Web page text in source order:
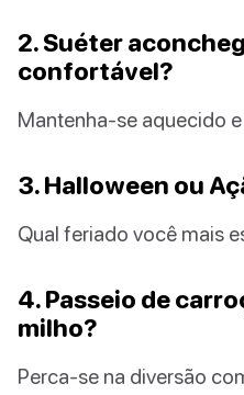
2. Suéter
confortável?
Mantenha-se aquecido
3. Halloween ou
Qual feriado você mais
4. Passeio de
milho?
Perca-se na diversão